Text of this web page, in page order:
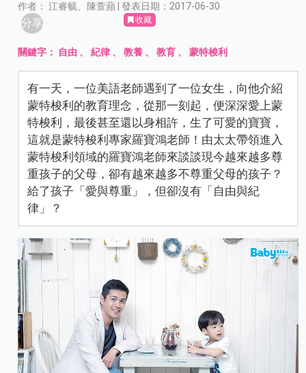
作者： 江睿毓、陳萱蘋 | 發表日期：2017-06-30
分享 收藏
關鍵字： 自由 、紀律 、教養 、教育 、蒙特梭利
有一天，一位美語老師遇到了一位女生，向他介紹
蒙特梭利的教育理念，從那一刻起，便深深愛上蒙
特梭利，最後甚至還以身相許，生了可愛的寶寶，
這就是蒙特梭利專家羅寶鴻老師！由太太帶領進入
蒙特梭利領域的羅寶鴻老師來談談現今越來越多尊
重孩子的父母，卻有越來越多不尊重父母的孩子？
給了孩子「愛與尊重」，但卻沒有「自由與紀
律」？